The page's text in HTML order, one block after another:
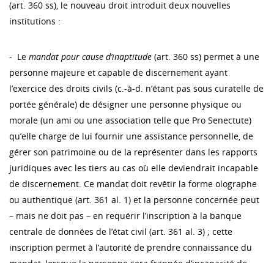
(art. 360 ss), le nouveau droit introduit deux nouvelles
institutions :
- Le mandat pour cause d’inaptitude (art. 360 ss) permet à une
personne majeure et capable de discernement ayant
l’exercice des droits civils (c.-à-d. n’étant pas sous curatelle de
portée générale) de désigner une personne physique ou
morale (un ami ou une association telle que Pro Senectute)
qu’elle charge de lui fournir une assistance personnelle, de
gérer son patrimoine ou de la représenter dans les rapports
juridiques avec les tiers au cas où elle deviendrait incapable
de discernement. Ce mandat doit revêtir la forme olographe
ou authentique (art. 361 al. 1) et la personne concernée peut
– mais ne doit pas – en requérir l’inscription à la banque
centrale de données de l’état civil (art. 361 al. 3) ; cette
inscription permet à l’autorité de prendre connaissance du